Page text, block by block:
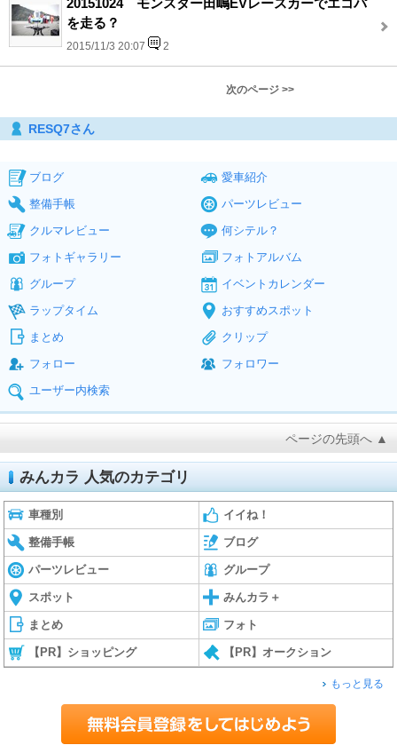
20151024 モンスター田嶋EVレースカーでエコパ
を走る？
2015/11/3 20:07 2
次のページ >>
RESQ7さん
ブログ
愛車紹介
整備手帳
パーツレビュー
クルマレビュー
何シテル？
フォトギャラリー
フォトアルバム
グループ
イベントカレンダー
ラップタイム
おすすめスポット
まとめ
クリップ
フォロー
フォロワー
ユーザー内検索
ページの先頭へ ▲
みんカラ 人気のカテゴリ
車種別 イイね！
整備手帳 ブログ
パーツレビュー グループ
スポット みんカラ＋
まとめ フォト
【PR】ショッピング 【PR】オークション
もっと見る